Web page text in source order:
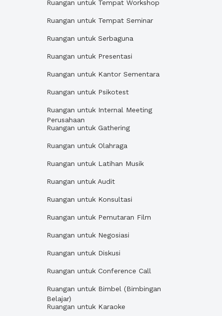
Ruangan untuk Tempat Workshop
Ruangan untuk Tempat Seminar
Ruangan untuk Serbaguna
Ruangan untuk Presentasi
Ruangan untuk Kantor Sementara
Ruangan untuk Psikotest
Ruangan untuk Internal Meeting
Perusahaan
Ruangan untuk Gathering
Ruangan untuk Olahraga
Ruangan untuk Latihan Musik
Ruangan untuk Audit
Ruangan untuk Konsultasi
Ruangan untuk Pemutaran Film
Ruangan untuk Negosiasi
Ruangan untuk Diskusi
Ruangan untuk Conference Call
Ruangan untuk Bimbel (Bimbingan
Belajar)
Ruangan untuk Karaoke